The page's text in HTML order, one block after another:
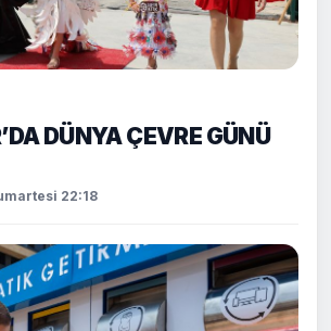
DÜNYA ÇEVRE GÜNÜ
22:18